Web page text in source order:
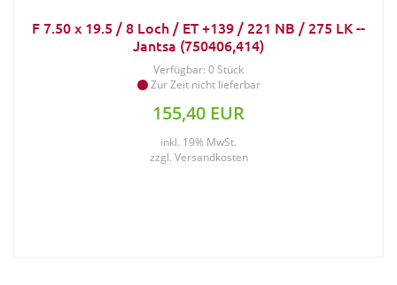
F 7.50 x 19.5 / 8 Loch / ET +139 / 221 NB / 275 LK --
Jantsa (750406,414)
Verfügbar: 0 Stück
Zur Zeit nicht lieferbar
155,40 EUR
inkl. 19% MwSt.
zzgl. Versandkosten